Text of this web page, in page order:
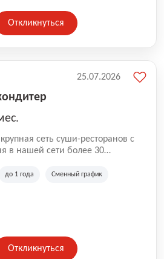
Откликнуться
сеть суши-pеcторанoв с
завeдений составляет 4,9.
до 1 года Сменный график
25.07.2026
Откликнуться